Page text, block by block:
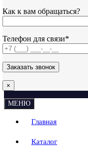
Как к вам обращаться?
Телефон для связи*
×
МЕНЮ
Главная
Каталог